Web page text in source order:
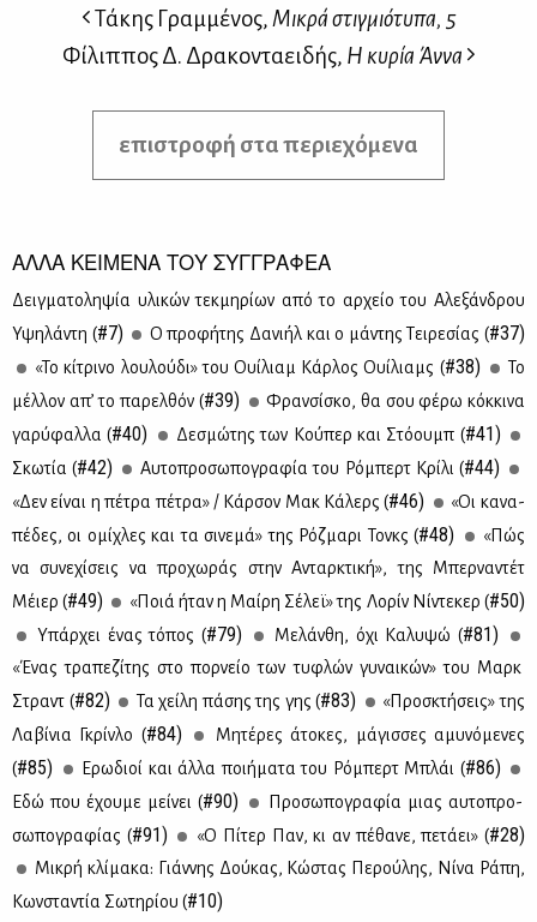
Τάκης Γραμμένος,Μικρά στιγμιότυπα, 5
Φίλιππος Δ. Δρακονταειδής, Η κυρία Άννα
επιστροφή στα περιεχόμενα
ΑΛΛΑ ΚΕΙΜΕΝΑ ΤΟΥ ΣΥΓΓΡΑΦΕΑ
Δειγ­μα­το­λη­ψία υλι­κών τεκ­μη­ρί­ων από το αρ­χείο του Αλε­ξάν­δρου
Υψη­λά­ντη (#7) Ο προ­φή­της Δα­νι­ήλ και ο μά­ντης Τει­ρε­σί­ας (#37)
«Το κί­τρι­νο λου­λού­δι» του Ουί­λιαμ Κάρ­λος Ουί­λιαμς (#38)
Το
μέλ­λον απ’ το πα­ρελ­θόν (#39)
Φραν­σί­σκο, θα σου φέ­ρω κόκ­κι­να
γα­ρύ­φαλ­λα (#40) Δε­σμώ­της των Κού­περ και Στό­ουμπ (#41)
Σκω­τία (#42) Αυ­το­προ­σω­πο­γρα­φία του Ρό­μπερτ Κρί­λι (#44)
«Δεν εί­ναι η πέ­τρα πέ­τρα» / Κάρ­σον Μακ Κά­λερς (#46)
«Οι κα­να­
πέ­δες, οι ομί­χλες και τα σι­νε­μά» της Ρόζ­μα­ρι Τονκς (#48)
«Πώς
να συ­νε­χί­σεις να προ­χω­ράς στην Ανταρ­κτι­κή», της Μπερ­να­ντέτ
Μέιερ (#49) «Ποιά ήταν η Μαί­ρη Σέ­λεϊ» της Λο­ρίν Νί­ντε­κερ (#50)
Υπάρ­χει ένας τό­πος (#79) Με­λάν­θη, όχι Κα­λυ­ψώ (#81)
«Ένας τρα­πε­ζί­της στο πορ­νείο των τυ­φλών γυ­ναι­κών» του Μαρκ
Στραντ (#82) Τα χεί­λη πά­σης της γης (#83)
«Προ­σκτή­σεις» της
Λα­βί­νια Γκρίν­λο (#84)
Μη­τέ­ρες άτο­κες, μά­γισ­σες αμυ­νό­με­νες
(#85) Ερω­διοί και άλ­λα ποι­ή­μα­τα του Ρό­μπερτ Μπλάι (#86)
Εδώ που έχου­με μεί­νει (#90)
Προ­σω­πο­γρα­φία μιας αυ­το­προ­
σω­πο­γρα­φί­ας (#91) «Ο Πί­τερ Παν, κι αν πέ­θα­νε, πε­τά­ει» (#28)
Μι­κρή κλί­μα­κα: Γιάν­νης Δού­κας, Κώ­στας Πε­ρού­λης, Νί­να Ρά­πη,
Κων­στα­ντία Σω­τη­ρί­ου (#10)